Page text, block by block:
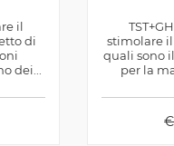
il
di
dei...
stimolare
quali sono
per la
€